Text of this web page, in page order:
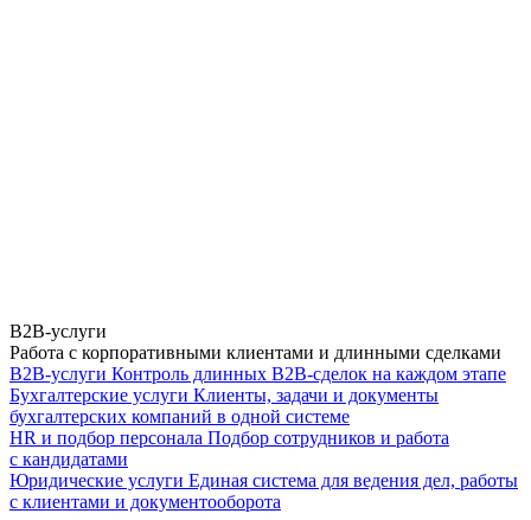
B2B-услуги
Работа с корпоративными клиентами и длинными сделками
B2B-услуги Контроль длинных B2B-сделок на каждом этапе
Бухгалтерские услуги Клиенты, задачи и документы
бухгалтерских компаний в одной системе
HR и подбор персонала Подбор сотрудников и работа
с кандидатами
Юридические услуги Единая система для ведения дел, работы
с клиентами и документооборота